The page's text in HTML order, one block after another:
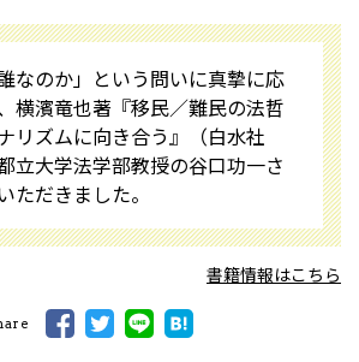
なのか」という問いに真摯に応
横濱竜也著『移民／難民の法哲
ズムに向き合う』（白水社
立大学法学部教授の谷口功一さ
ただきました。
書籍情報はこちら